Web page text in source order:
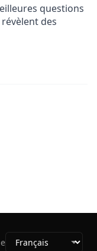
questions
des